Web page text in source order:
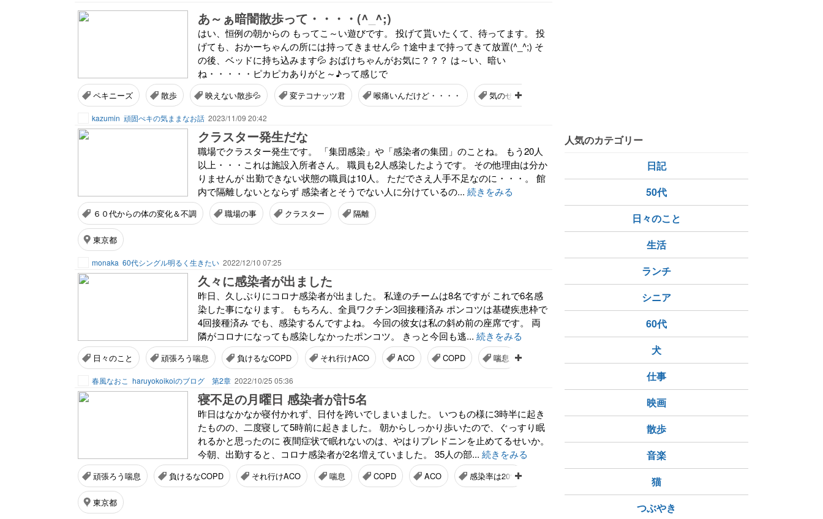
あ～ぁ暗闇散歩って・・・・(^_^;)
はい、恒例の朝からの もってこ～い遊びです。 投げて貰いたくて、待ってます。 投
げても、おかーちゃんの所には持ってきません💦 ↑途中まで持ってきて放置(^_^;) そ
の後、ベッドに持ち込みます💦 おばけちゃんがお気に？？？ は～い、暗い
ね・・・・・ピカピカありがと～♪って感じで
ペキニーズ 散歩 映えない散歩💦 変テコナッツ君 喉痛いんだけど・・・・ 気のせい・・・・
kazumin 頑固ぺキの気ままなお話 2023/11/09 20:42
クラスター発生だな
職場でクラスター発生です。 「集団感染」や「感染者の集団」のことね。 もう20人
以上・・・これは施設入所者さん。 職員も2人感染したようです。 その他理由は分か
りませんが 出勤できない状態の職員は10人。 ただでさえ人手不足なのに・・・。 館
内で隔離しないとならず 感染者とそうでない人に分けているの... 続きをみる
６０代からの体の変化＆不調 職場の事 クラスター 隔離
東京都
monaka 60代シングル明るく生きたい 2022/12/10 07:25
久々に感染者が出ました
昨日、久しぶりにコロナ感染者が出ました。 私達のチームは8名ですが これで6名感
染した事になります。 もちろん、全員ワクチン3回接種済み ポンコツは基礎疾患枠で
4回接種済み でも、感染するんですよね。 今回の彼女は私の斜め前の座席です。 両
隣がコロナになっても感染しなかったポンコツ。 きっと今回も逃... 続きをみる
日々のこと 頑張ろう喘息 負けるなCOPD それ行けACO ACO COPD 喘息
春風なおこ haruyokoikoiのブログ 第2章 2022/10/25 05:36
寝不足の月曜日 感染者が計5名
昨日はなかなか寝付かれず、日付を跨いでしまいました。 いつもの様に3時半に起き
たものの、二度寝して5時前に起きました。 朝からしっかり歩いたので、ぐっすり眠
れるかと思ったのに 夜間症状で眠れないのは、やはりプレドニンを止めてるせいか。
今朝、出勤すると、コロナ感染者が2名増えていました。 35人の部... 続きをみる
頑張ろう喘息 負けるなCOPD それ行けACO 喘息 COPD ACO 感染率は20%
東京都
人気のカテゴリー
日記
50代
日々のこと
生活
ランチ
シニア
60代
犬
仕事
映画
散歩
音楽
猫
つぶやき